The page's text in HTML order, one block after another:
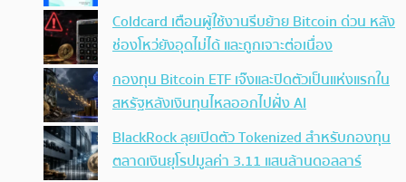
Coldcard เตือนผู้ใช้งานรีบย้าย Bitcoin ด่วน หลัง
ช่องโหว่ยังอุดไม่ได้ และถูกเจาะต่อเนื่อง
กองทุน Bitcoin ETF เจ๊งและปิดตัวเป็นแห่งแรกใน
สหรัฐหลังเงินทุนไหลออกไปฝั่ง AI
BlackRock ลุยเปิดตัว Tokenized สำหรับกองทุน
ตลาดเงินยุโรปมูลค่า 3.11 แสนล้านดอลลาร์